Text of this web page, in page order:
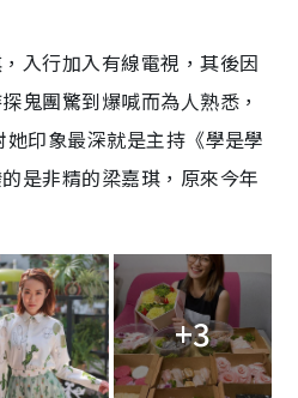
入行加入有線電視，其後因
鬼團驚到爆喊而為人熟悉，
印象最深就是主持《學是學
是非精的梁嘉琪，原來今年
+3